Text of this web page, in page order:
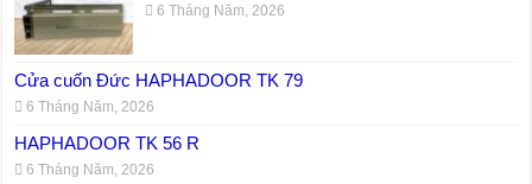
6 Tháng Năm, 2026
Cửa cuốn Đức HAPHADOOR TK 79
6 Tháng Năm, 2026
HAPHADOOR TK 56 R
6 Tháng Năm, 2026